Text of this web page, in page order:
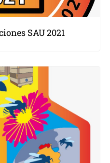
SAU 2021